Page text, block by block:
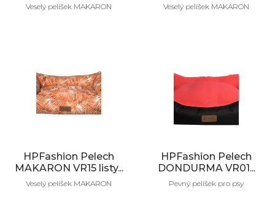
Veselý pelíšek MAKARON Veselý pelíšek MAKARON
HPFashion Pelech
MAKARON VR15 listy...
Veselý pelíšek MAKARON
HPFashion Pelech
DONDURMA VR01...
Pevný pelíšek pro psy